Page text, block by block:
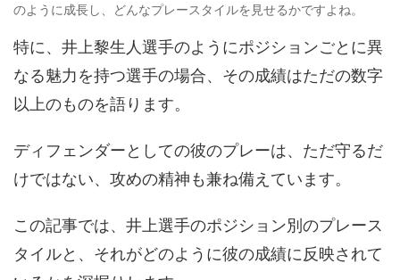
のように成長し、どんなプレースタイルを見せるかですよね。
特に、井上黎生人選手のようにポジションごとに異
なる魅力を持つ選手の場合、その成績はただの数字
以上のものを語ります。
ディフェンダーとしての彼のプレーは、ただ守るだ
けではない、攻めの精神も兼ね備えています。
この記事では、井上選手のポジション別のプレース
タイルと、それがどのように彼の成績に反映されて